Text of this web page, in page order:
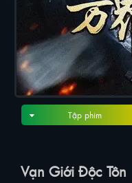
Tập phim
Vạn Giới Độc Tôn